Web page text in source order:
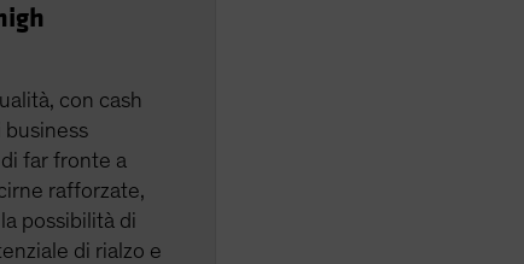
con cash
far fronte a
rafforzate,
possibilità di
di rialzo e